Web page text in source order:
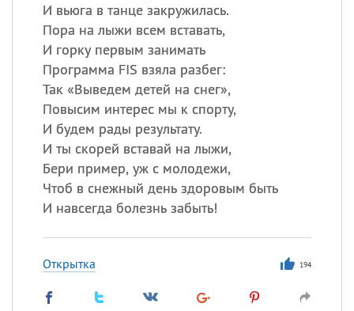
И вьюга в танце закружилась.
Пора на лыжи всем вставать,
И горку первым занимать
Программа FIS взяла разбег:
Так «Выведем детей на снег»,
Повысим интерес мы к спорту,
И будем рады результату.
И ты скорей вставай на лыжи,
Бери пример, уж с молодежи,
Чтоб в снежный день здоровым быть
И навсегда болезнь забыть!
Открытка 194
09.08 День Дымняшки
(Smokey Bear Day)
ИМЕНА
Сегодня празднуют именины
Сергей, Теодор,
Посмотреть значение
происхождение